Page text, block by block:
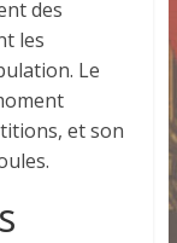
des
les
Le
et son